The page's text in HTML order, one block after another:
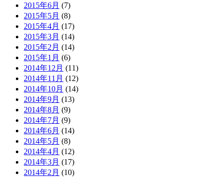
2015年6月 (7)
2015年5月 (8)
2015年4月 (17)
2015年3月 (14)
2015年2月 (14)
2015年1月 (6)
2014年12月 (11)
2014年11月 (12)
2014年10月 (14)
2014年9月 (13)
2014年8月 (9)
2014年7月 (9)
2014年6月 (14)
2014年5月 (8)
2014年4月 (12)
2014年3月 (17)
2014年2月 (10)